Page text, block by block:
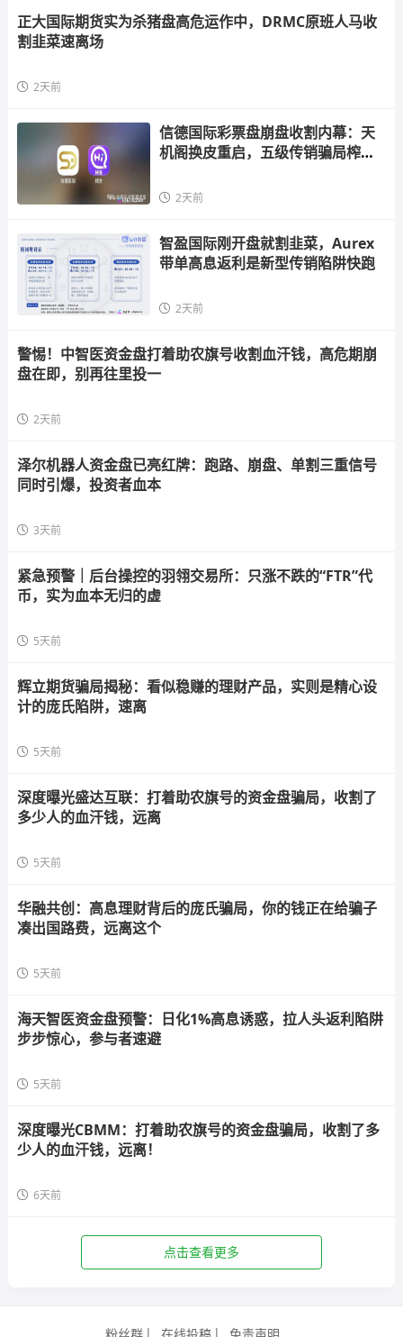
正大国际期货实为杀猪盘高危运作中，DRMC原班人马收
割韭菜速离场
2天前
信德国际彩票盘崩盘收割内幕：天
机阁换皮重启，五级传销骗局榨干
2天前
智盈国际刚开盘就割韭菜，Aurex
带单高息返利是新型传销陷阱快跑
2天前
警惕！中智医资金盘打着助农旗号收割血汗钱，高危期崩
盘在即，别再往里投一
2天前
泽尔机器人资金盘已亮红牌：跑路、崩盘、单割三重信号
同时引爆，投资者血本
3天前
紧急预警｜后台操控的羽翎交易所：只涨不跌的“FTR”代
币，实为血本无归的虚
5天前
辉立期货骗局揭秘：看似稳赚的理财产品，实则是精心设
计的庞氏陷阱，速离
5天前
深度曝光盛达互联：打着助农旗号的资金盘骗局，收割了
多少人的血汗钱，远离
5天前
华融共创：高息理财背后的庞氏骗局，你的钱正在给骗子
凑出国路费，远离这个
5天前
海天智医资金盘预警：日化1%高息诱惑，拉人头返利陷阱
步步惊心，参与者速避
5天前
深度曝光CBMM：打着助农旗号的资金盘骗局，收割了多
少人的血汗钱，远离！
6天前
点击查看更多